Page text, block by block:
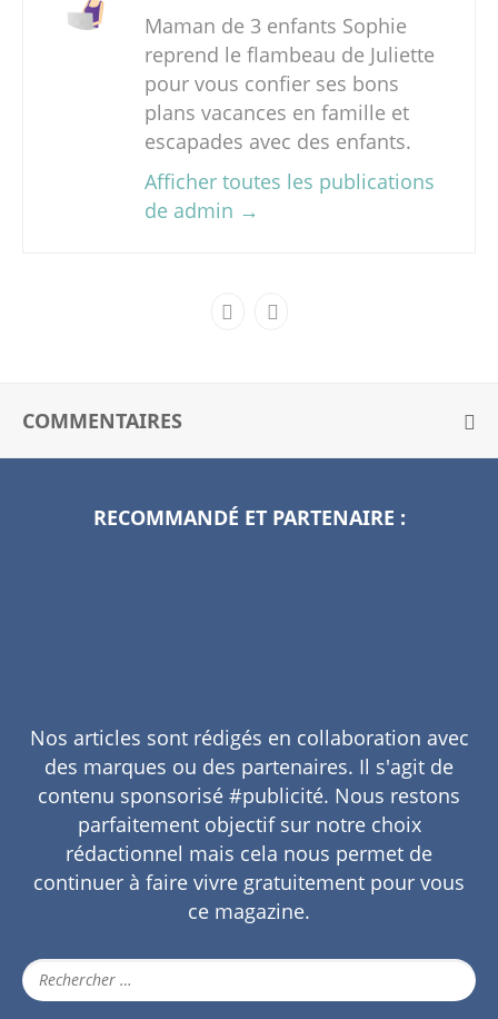
Maman de 3 enfants Sophie
reprend le flambeau de Juliette
pour vous confier ses bons
plans vacances en famille et
escapades avec des enfants.
Afficher toutes les publications
de admin →
COMMENTAIRES
RECOMMANDÉ ET PARTENAIRE :
Nos articles sont rédigés en collaboration avec
des marques ou des partenaires. Il s'agit de
contenu sponsorisé #publicité. Nous restons
parfaitement objectif sur notre choix
rédactionnel mais cela nous permet de
continuer à faire vivre gratuitement pour vous
ce magazine.